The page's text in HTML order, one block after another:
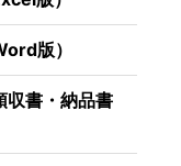
版）
書・納品書